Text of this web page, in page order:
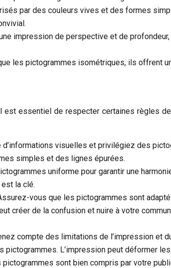
par des couleurs vives et des formes
impression de perspective et de profondeur,
les pictogrammes isométriques, ils offrent
essentiel de respecter certaines règles
visuelles et privilégiez des
simples et des lignes épurées.
uniforme pour garantir une
est la clé.
vous que les pictogrammes sont
créer de la confusion et nuire à votre
compte des limitations de l’impression et
pictogrammes. L’impression peut déformer
sont bien compris par votre